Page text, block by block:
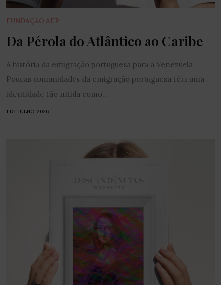
FUNDAÇÃO AEP
Da Pérola do Atlântico ao Caribe
A história da emigração portuguesa para a Venezuela
Poucas comunidades da emigração portuguesa têm uma
identidade tão nítida como...
1 DE JULHO, 2026